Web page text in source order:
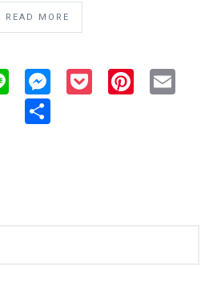
READ MORE
Line Messenger
Pocket